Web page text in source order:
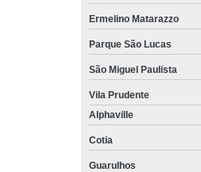
Ermelino Matarazzo
Parque São Lucas
São Miguel Paulista
Vila Prudente
Alphaville
Cotia
Guarulhos